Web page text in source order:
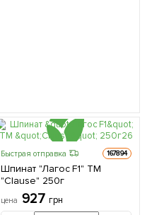
Быстрая отправка 167894
Шпинат "Лагос F1" ТМ
"Clause" 250г
цена 927 грн